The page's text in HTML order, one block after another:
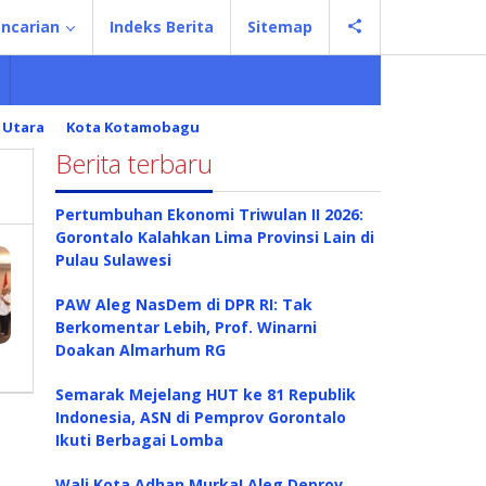
Indeks Berita Sitemap
Kota Kotamobagu
Berita terbaru
Pertumbuhan Ekonomi Triwulan II 2026:
Gorontalo Kalahkan Lima Provinsi Lain di
Pulau Sulawesi
PAW Aleg NasDem di DPR RI: Tak
Berkomentar Lebih, Prof. Winarni
Doakan Almarhum RG
Semarak Mejelang HUT ke 81 Republik
Indonesia, ASN di Pemprov Gorontalo
Ikuti Berbagai Lomba